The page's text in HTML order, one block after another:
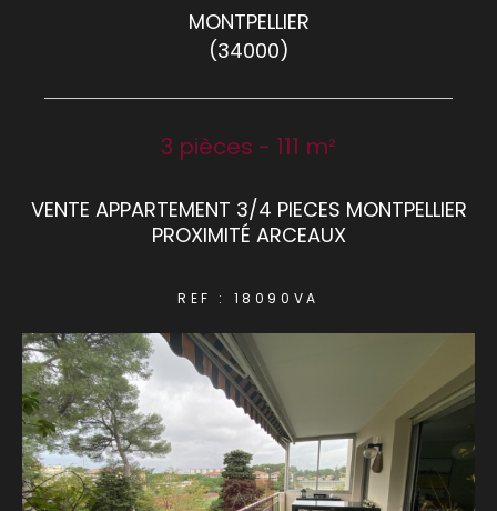
MONTPELLIER
(34000)
3 pièces - 111 m²
VENTE APPARTEMENT 3/4 PIECES MONTPELLIER
PROXIMITÉ ARCEAUX
REF : 18090VA
AFFINER LES CRITÈRES
NOUVEAUTÉS
RECHERCHER